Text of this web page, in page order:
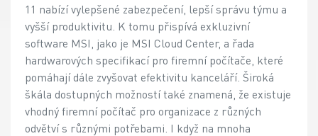
11 nabízí vylepšené zabezpečení, lepší správu týmu a
vyšší produktivitu. K tomu přispívá exkluzivní
software MSI, jako je MSI Cloud Center, a řada
hardwarových specifikací pro firemní počítače, které
pomáhají dále zvyšovat efektivitu kanceláří. Široká
škála dostupných možností také znamená, že existuje
vhodný firemní počítač pro organizace z různých
odvětví s různými potřebami. I když na mnoha